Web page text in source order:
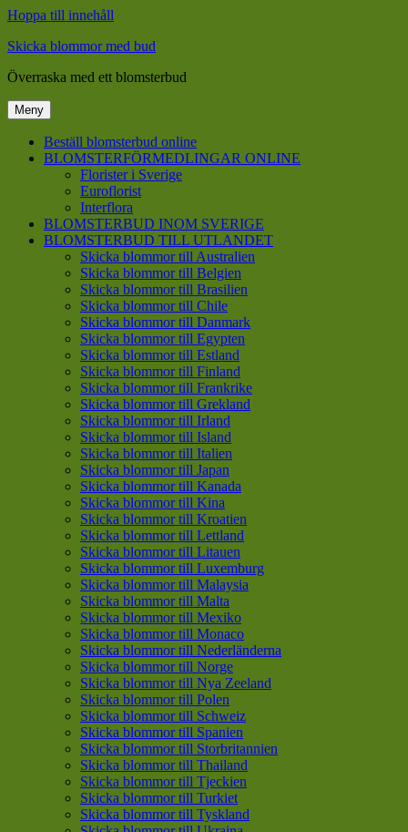
Hoppa till innehåll
Skicka blommor med bud
Överraska med ett blomsterbud
Meny
Beställ blomsterbud online
BLOMSTERFÖRMEDLINGAR ONLINE
Florister i Sverige
Euroflorist
Interflora
BLOMSTERBUD INOM SVERIGE
BLOMSTERBUD TILL UTLANDET
Skicka blommor till Australien
Skicka blommor till Belgien
Skicka blommor till Brasilien
Skicka blommor till Chile
Skicka blommor till Danmark
Skicka blommor till Egypten
Skicka blommor till Estland
Skicka blommor till Finland
Skicka blommor till Frankrike
Skicka blommor till Grekland
Skicka blommor till Irland
Skicka blommor till Island
Skicka blommor till Italien
Skicka blommor till Japan
Skicka blommor till Kanada
Skicka blommor till Kina
Skicka blommor till Kroatien
Skicka blommor till Lettland
Skicka blommor till Litauen
Skicka blommor till Luxemburg
Skicka blommor till Malaysia
Skicka blommor till Malta
Skicka blommor till Mexiko
Skicka blommor till Monaco
Skicka blommor till Nederländerna
Skicka blommor till Norge
Skicka blommor till Nya Zeeland
Skicka blommor till Polen
Skicka blommor till Schweiz
Skicka blommor till Spanien
Skicka blommor till Storbritannien
Skicka blommor till Thailand
Skicka blommor till Tjeckien
Skicka blommor till Turkiet
Skicka blommor till Tyskland